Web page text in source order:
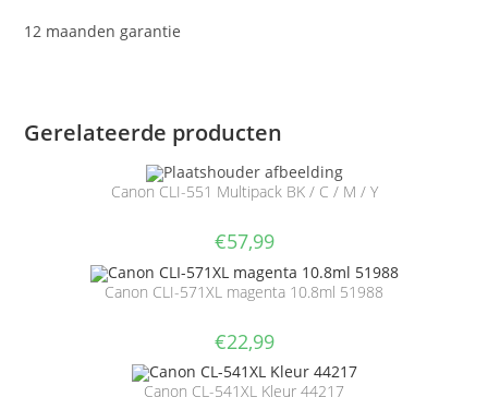
12 maanden garantie
Gerelateerde producten
Canon CLI-551 Multipack BK / C / M / Y
€57,99
Canon CLI-571XL magenta 10.8ml 51988
€22,99
Canon CL-541XL Kleur 44217